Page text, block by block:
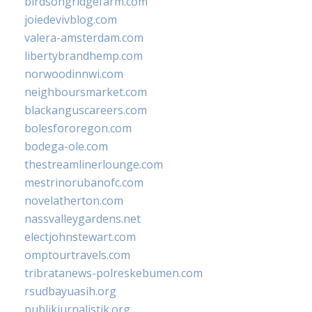
joiedevivblog.com
valera-amsterdam.com
libertybrandhemp.com
norwoodinnwi.com
neighboursmarket.com
blackanguscareers.com
bolesfororegon.com
bodega-ole.com
thestreamlinerlounge.com
mestrinorubanofc.com
novelatherton.com
nassvalleygardens.net
electjohnstewart.com
omptourtravels.com
tribratanews-polreskebumen.com
rsudbayuasih.org